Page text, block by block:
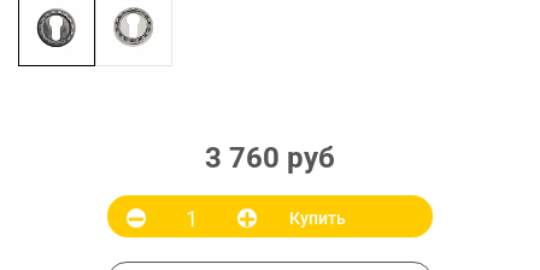
3 760 руб
Купить